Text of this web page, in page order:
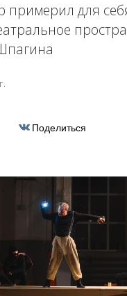
примерил для
Поделиться